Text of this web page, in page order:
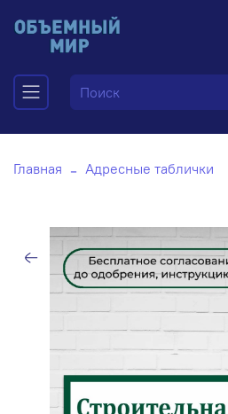
Главная Адресные таблички